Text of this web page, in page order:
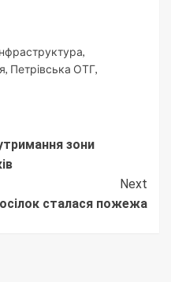
,
, Петрівська ОТГ,
зони
Next
сталася пожежа